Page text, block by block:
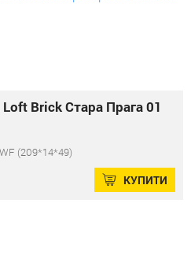
Brick Стара Прага 01
(209*14*49)
КУПИТИ